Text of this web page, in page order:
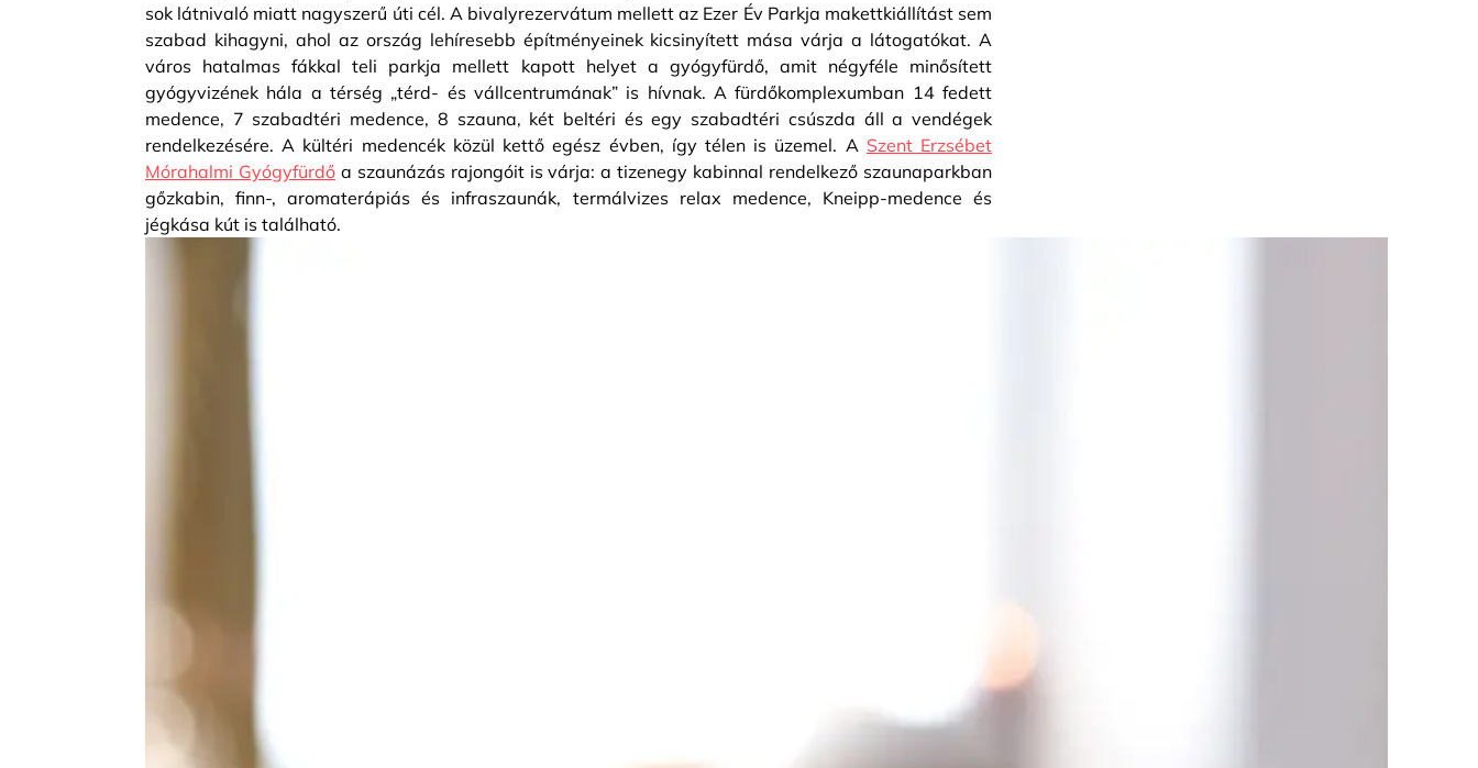
sok látnivaló miatt nagyszerű úti cél. A bivalyrezervátum mellett az Ezer Év Parkja makettkiállítást sem
szabad kihagyni, ahol az ország lehíresebb építményeinek kicsinyített mása várja a látogatókat. A
város hatalmas fákkal teli parkja mellett kapott helyet a gyógyfürdő, amit négyféle minősített
gyógyvizének hála a térség „térd- és vállcentrumának” is hívnak. A fürdőkomplexumban 14 fedett
medence, 7 szabadtéri medence, 8 szauna, két beltéri és egy szabadtéri csúszda áll a vendégek
rendelkezésére. A kültéri medencék közül kettő egész évben, így télen is üzemel. A Szent Erzsébet
Mórahalmi Gyógyfürdőa szaunázás rajongóit is várja: a tizenegy kabinnal rendelkező szaunaparkban
gőzkabin, finn-, aromaterápiás és infraszaunák, termálvizes relax medence, Kneipp-medence és
jégkása kút is található.